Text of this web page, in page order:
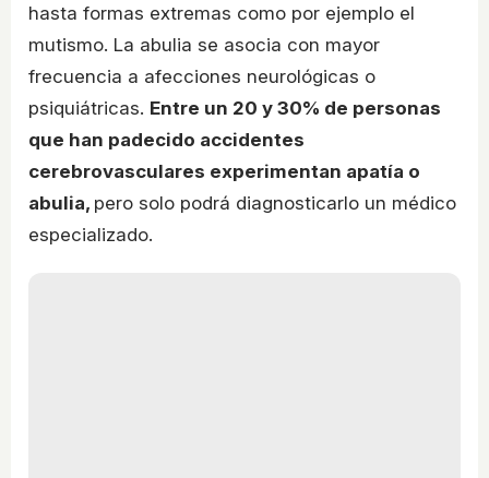
hasta formas extremas como por ejemplo el
mutismo. La abulia se asocia con mayor
frecuencia a afecciones neurológicas o
psiquiátricas. Entre un 20 y 30% de personas
que han padecido accidentes
cerebrovasculares experimentan apatía o
abulia, pero solo podrá diagnosticarlo un médico
especializado.